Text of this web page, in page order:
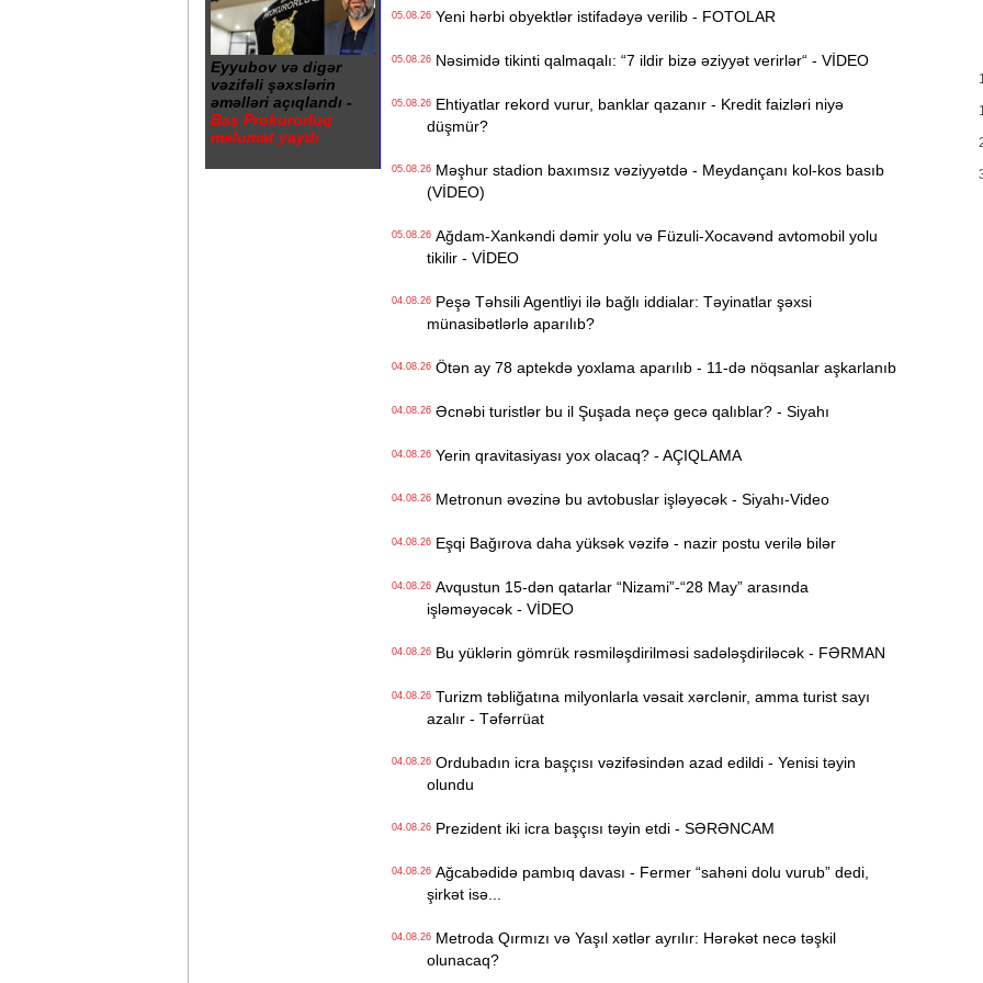
Eyyubov və digər
vəzifəli şəxslərin
əməlləri açıqlandı -
Baş Prokurorluq
məlumat yaydı
05.08.26Yeni hərbi obyektlər istifadəyə verilib - FOTOLAR
05.08.26Nəsimidə tikinti qalmaqalı: “7 ildir bizə əziyyət verirlər“ - VİDEO
05.08.26Ehtiyatlar rekord vurur, banklar qazanır - Kredit faizləri niyə
düşmür?
05.08.26Məşhur stadion baxımsız vəziyyətdə - Meydançanı kol-kos basıb
(VİDEO)
05.08.26Ağdam-Xankəndi dəmir yolu və Füzuli-Xocavənd avtomobil yolu
tikilir - VİDEO
04.08.26Peşə Təhsili Agentliyi ilə bağlı iddialar: Təyinatlar şəxsi
münasibətlərlə aparılıb?
04.08.26Ötən ay 78 aptekdə yoxlama aparılıb - 11-də nöqsanlar aşkarlanıb
04.08.26Əcnəbi turistlər bu il Şuşada neçə gecə qalıblar? - Siyahı
04.08.26Yerin qravitasiyası yox olacaq? - AÇIQLAMA
04.08.26Metronun əvəzinə bu avtobuslar işləyəcək - Siyahı-Video
04.08.26Eşqi Bağırova daha yüksək vəzifə - nazir postu verilə bilər
04.08.26Avqustun 15-dən qatarlar “Nizami”-“28 May” arasında
işləməyəcək - VİDEO
04.08.26Bu yüklərin gömrük rəsmiləşdirilməsi sadələşdiriləcək - FƏRMAN
04.08.26Turizm təbliğatına milyonlarla vəsait xərclənir, amma turist sayı
azalır - Təfərrüat
04.08.26Ordubadın icra başçısı vəzifəsindən azad edildi - Yenisi təyin
olundu
04.08.26Prezident iki icra başçısı təyin etdi - SƏRƏNCAM
04.08.26Ağcabədidə pambıq davası - Fermer “sahəni dolu vurub” dedi,
şirkət isə...
04.08.26Metroda Qırmızı və Yaşıl xətlər ayrılır: Hərəkət necə təşkil
olunacaq?